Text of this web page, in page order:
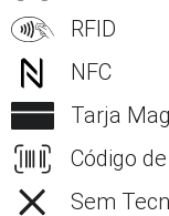
RFID
NFC
Tarja
Código
Sem